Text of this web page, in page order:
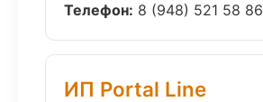
Телефон: 8 (948) 521 58 86
ИП Portal Line